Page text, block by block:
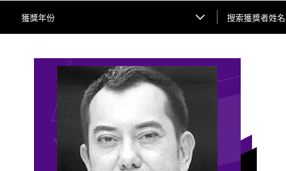
獲獎年份
搜索獲獎者姓名...